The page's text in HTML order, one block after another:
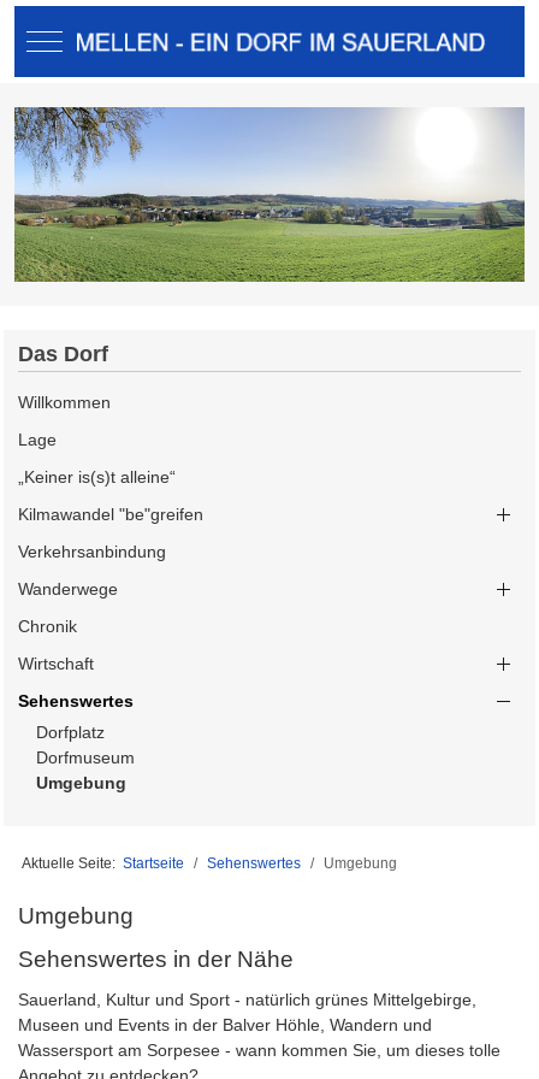
Mobile Menu Toggle
Das Dorf
Willkommen
Lage
„Keiner is(s)t alleine“
Kilmawandel "be"greifen
Verkehrsanbindung
Wanderwege
Chronik
Wirtschaft
Sehenswertes
Dorfplatz
Dorfmuseum
Umgebung
Aktuelle Seite: Startseite Sehenswertes Umgebung
Umgebung
Sehenswertes in der Nähe
Sauerland, Kultur und Sport - natürlich grünes Mittelgebirge,
Museen und Events in der Balver Höhle, Wandern und
Wassersport am Sorpesee - wann kommen Sie, um dieses tolle
Angebot zu entdecken?